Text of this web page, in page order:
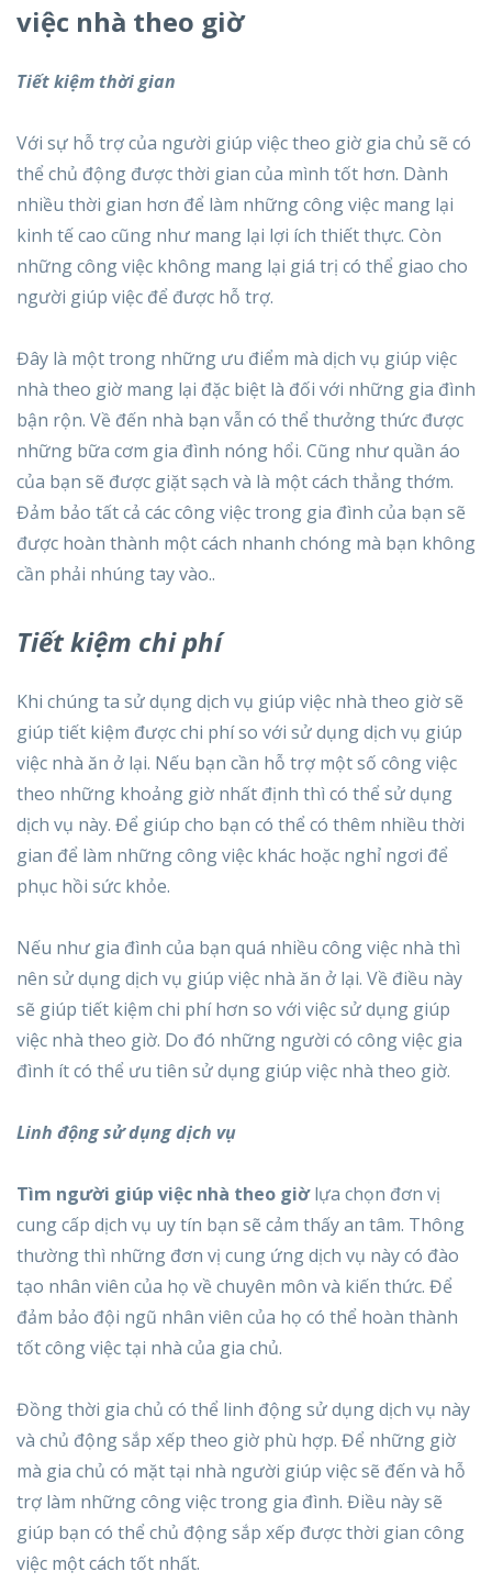
việc nhà theo giờ
Tiết kiệm thời gian
Với sự hỗ trợ của người giúp việc theo giờ gia chủ sẽ có
thể chủ động được thời gian của mình tốt hơn. Dành
nhiều thời gian hơn để làm những công việc mang lại
kinh tế cao cũng như mang lại lợi ích thiết thực. Còn
những công việc không mang lại giá trị có thể giao cho
người giúp việc để được hỗ trợ.
Đây là một trong những ưu điểm mà dịch vụ giúp việc
nhà theo giờ mang lại đặc biệt là đối với những gia đình
bận rộn. Về đến nhà bạn vẫn có thể thưởng thức được
những bữa cơm gia đình nóng hổi. Cũng như quần áo
của bạn sẽ được giặt sạch và là một cách thẳng thớm.
Đảm bảo tất cả các công việc trong gia đình của bạn sẽ
được hoàn thành một cách nhanh chóng mà bạn không
cần phải nhúng tay vào..
Tiết kiệm chi phí
Khi chúng ta sử dụng dịch vụ giúp việc nhà theo giờ sẽ
giúp tiết kiệm được chi phí so với sử dụng dịch vụ giúp
việc nhà ăn ở lại. Nếu bạn cần hỗ trợ một số công việc
theo những khoảng giờ nhất định thì có thể sử dụng
dịch vụ này. Để giúp cho bạn có thể có thêm nhiều thời
gian để làm những công việc khác hoặc nghỉ ngơi để
phục hồi sức khỏe.
Nếu như gia đình của bạn quá nhiều công việc nhà thì
nên sử dụng dịch vụ giúp việc nhà ăn ở lại. Về điều này
sẽ giúp tiết kiệm chi phí hơn so với việc sử dụng giúp
việc nhà theo giờ. Do đó những người có công việc gia
đình ít có thể ưu tiên sử dụng giúp việc nhà theo giờ.
Linh động sử dụng dịch vụ
Tìm người giúp việc nhà theo giờlựa chọn đơn vị
cung cấp dịch vụ uy tín bạn sẽ cảm thấy an tâm. Thông
thường thì những đơn vị cung ứng dịch vụ này có đào
tạo nhân viên của họ về chuyên môn và kiến thức. Để
đảm bảo đội ngũ nhân viên của họ có thể hoàn thành
tốt công việc tại nhà của gia chủ.
Đồng thời gia chủ có thể linh động sử dụng dịch vụ này
và chủ động sắp xếp theo giờ phù hợp. Để những giờ
mà gia chủ có mặt tại nhà người giúp việc sẽ đến và hỗ
trợ làm những công việc trong gia đình. Điều này sẽ
giúp bạn có thể chủ động sắp xếp được thời gian công
việc một cách tốt nhất.